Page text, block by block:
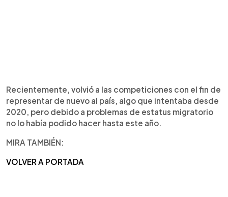
Recientemente, volvió a las competiciones con el fin de
representar de nuevo al país, algo que intentaba desde
2020, pero debido a problemas de estatus migratorio
no lo había podido hacer hasta este año.
MIRA TAMBIÉN:
VOLVER A PORTADA